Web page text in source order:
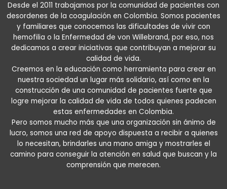
Desde el 2011 trabajamos por la comunidad de pacientes con
desordenes de la coagulación en Colombia. Somos pacientes
y familiares que conocemos las dificultades de vivir con
hemofilia o la Enfermedad de von Willebrand, por eso, nos
dedicamos a crear iniciativas que contribuyan a mejorar su
calidad de vida.
Creemos en la educación como herramienta para crear en
nuestra sociedad un lugar más solidario, así como en la
construcción de una comunidad de pacientes fuerte que
logre mejorar la calidad de vida de todos quienes padecen
estas enfermedades en Colombia.
Pero somos mucho más que una organización sin ánimo de
lucro, somos una red de apoyo dispuesta a recibir a quienes
lo necesitan, brindarles una mano amiga y mostrarles el
camino para conseguir la atención en salud que buscan y la
comprensión que merecen.